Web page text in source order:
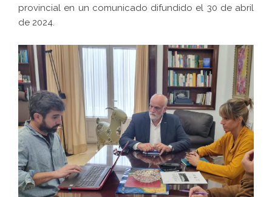
provincial en un comunicado difundido el 30 de abril
de 2024.